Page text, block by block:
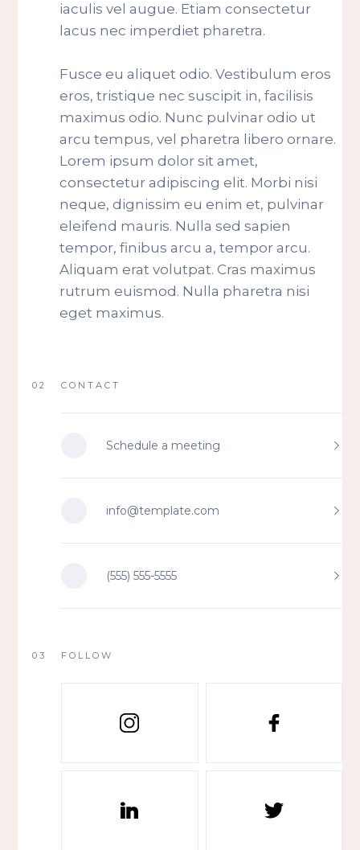
iaculis vel augue. Etiam consectetur
lacus nec imperdiet pharetra.
Fusce eu aliquet odio. Vestibulum eros
eros, tristique nec suscipit in, facilisis
maximus odio. Nunc pulvinar odio ut
arcu tempus, vel pharetra libero ornare.
Lorem ipsum dolor sit amet,
consectetur adipiscing elit. Morbi nisi
neque, dignissim eu enim et, pulvinar
eleifend mauris. Nulla sed sapien
tempor, finibus arcu a, tempor arcu.
Aliquam erat volutpat. Cras maximus
rutrum euismod. Nulla pharetra nisi
eget maximus.
02 CONTACT
Schedule a meeting
info@template.com
(555) 555-5555
03 FOLLOW